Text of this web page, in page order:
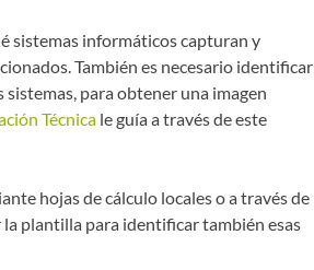
sistemas informáticos capturan y
También es necesario identificar
para obtener una imagen
Técnicale guía a través de este
hojas de cálculo locales o a través de
plantilla para identificar también esas